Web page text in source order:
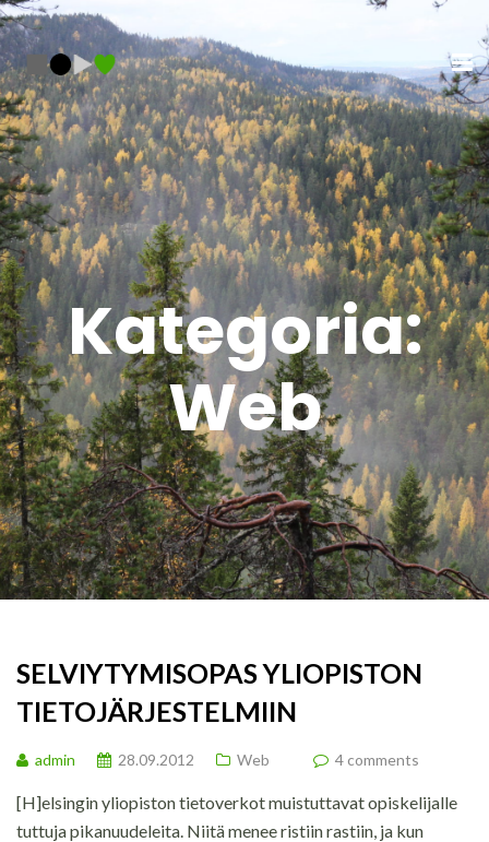
Kategoria:
Web
SELVIYTYMISOPAS YLIOPISTON
TIETOJÄRJESTELMIIN
admin 28.09.2012 Web 4 comments
[H]elsingin yliopiston tietoverkot muistuttavat opiskelijalle
tuttuja pikanuudeleita. Niitä menee ristiin rastiin, ja kun